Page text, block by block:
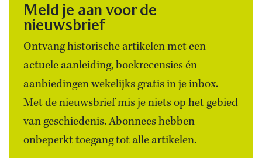
Meld je aan voor de
nieuwsbrief
Ontvang historische artikelen met een
actuele aanleiding, boekrecensies én
aanbiedingen wekelijks gratis in je inbox.
Met de nieuwsbrief mis je niets op het gebied
van geschiedenis. Abonnees hebben
onbeperkt toegang tot alle artikelen.